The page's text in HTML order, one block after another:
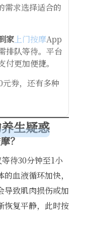
需求选择适合的
家上门按摩App
排队等待。平台
更加便捷。
券，还有多种
生疑惑
？
待30分钟至1小
血液循环加快，
导致肌肉损伤或加
恢复平静，此时按